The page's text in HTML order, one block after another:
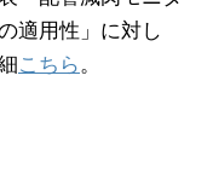
適用性」に対し
こちら 。